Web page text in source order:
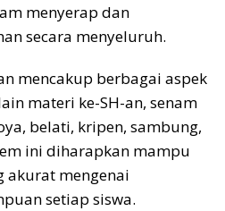
menyerap dan
secara menyeluruh.
mencakup berbagai aspek
materi ke-SH-an, senam
belati, kripen, sambung,
ini diharapkan mampu
akurat mengenai
setiap siswa.